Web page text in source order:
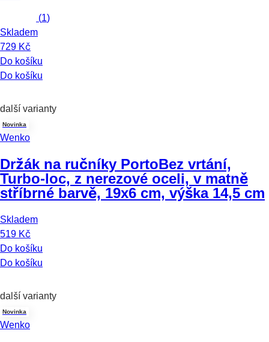
(1)
Skladem
729 Kč
Do košíku
Do košíku
další varianty
Novinka
Wenko
Držák na ručníky PortoBez vrtání,
Turbo-loc, z nerezové oceli, v matně
stříbrné barvě, 19x6 cm, výška 14,5 cm
Skladem
519 Kč
Do košíku
Do košíku
další varianty
Novinka
Wenko